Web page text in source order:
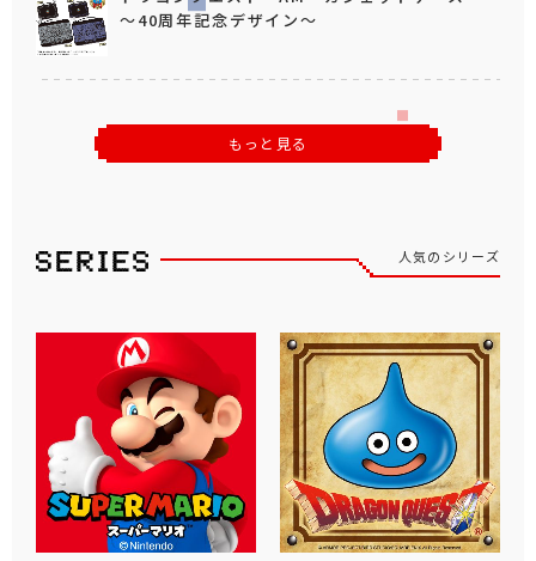
～40周年記念デザイン～
もっと見る
人気のシリーズ